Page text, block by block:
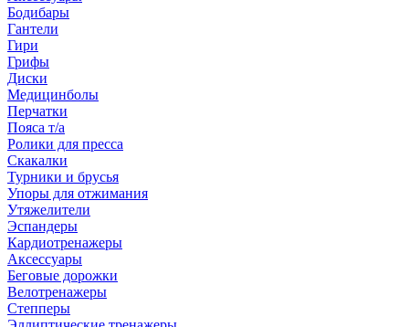
Бодибары
Гантели
Гири
Грифы
Диски
Медицинболы
Перчатки
Пояса т/а
Ролики для пресса
Скакалки
Турники и брусья
Упоры для отжимания
Утяжелители
Эспандеры
Кардиотренажеры
Аксессуары
Беговые дорожки
Велотренажеры
Степперы